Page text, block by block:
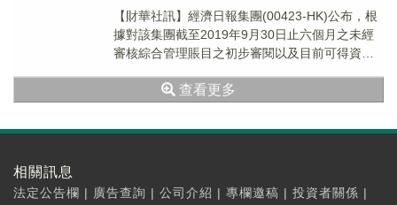
【財華社訊】經濟日報集團(00423-HK)公布，根
據對該集團截至2019年9月30日止六個月之未經
審核綜合管理賬目之初步審閱以及目前可得資
查看更多
相關訊息
法定公告欄 | 廣告查詢 | 公司介紹 | 專欄邀稿 | 投資者關係 |